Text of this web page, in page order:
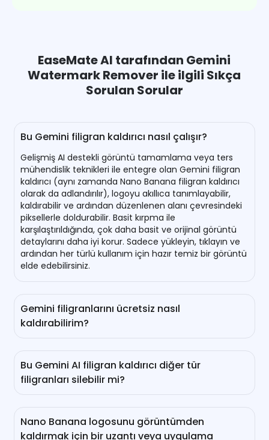
EaseMate AI tarafından Gemini
Watermark Remover ile ilgili Sıkça
Sorulan Sorular
Bu Gemini filigran kaldırıcı nasıl çalışır?
Gelişmiş AI destekli görüntü tamamlama veya ters
mühendislik teknikleri ile entegre olan Gemini filigran
kaldırıcı (aynı zamanda Nano Banana filigran kaldırıcı
olarak da adlandırılır), logoyu akıllıca tanımlayabilir,
kaldırabilir ve ardından düzenlenen alanı çevresindeki
piksellerle doldurabilir. Basit kırpma ile
karşılaştırıldığında, çok daha basit ve orijinal görüntü
detaylarını daha iyi korur. Sadece yükleyin, tıklayın ve
ardından her türlü kullanım için hazır temiz bir görüntü
elde edebilirsiniz.
Gemini filigranlarını ücretsiz nasıl
kaldırabilirim?
olmadan, günde bir resmi ücretsiz olarak
işleyebilirsiniz. Daha fazla ücretsiz kredi için, düzenli
düşünebilirsiniz.
Bu Gemini AI filigran kaldırıcı diğer tür
filigranları silebilir mi?
Shutterstock ve daha fazlasından diğer görünür
örtüleri ve logoları da temizleyebilir. Ayrıca dikkat
Nano Banana logosunu görüntümden
kaldırmak için bir uzantı veya uygulama